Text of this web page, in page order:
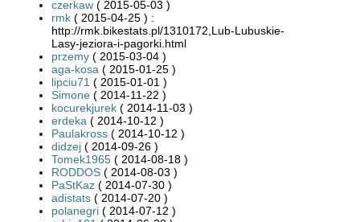
czerkaw ( 2015-05-03 )
rmk ( 2015-04-25 ) :
http://rmk.bikestats.pl/1310172,Lub-Lubuskie-
Lasy-jeziora-i-pagorki.html
przemy ( 2015-03-04 )
aga-kosa ( 2015-01-25 )
lipciu71 ( 2015-01-01 )
Simone ( 2014-11-22 )
kocurekjurek ( 2014-11-03 )
erdeka ( 2014-10-12 )
Paulakross ( 2014-10-12 )
didzej ( 2014-09-26 )
Tomek1965 ( 2014-08-18 )
RODDOS ( 2014-08-03 )
PaStKaz ( 2014-07-30 )
adistats ( 2014-07-20 )
polanegri ( 2014-07-12 )